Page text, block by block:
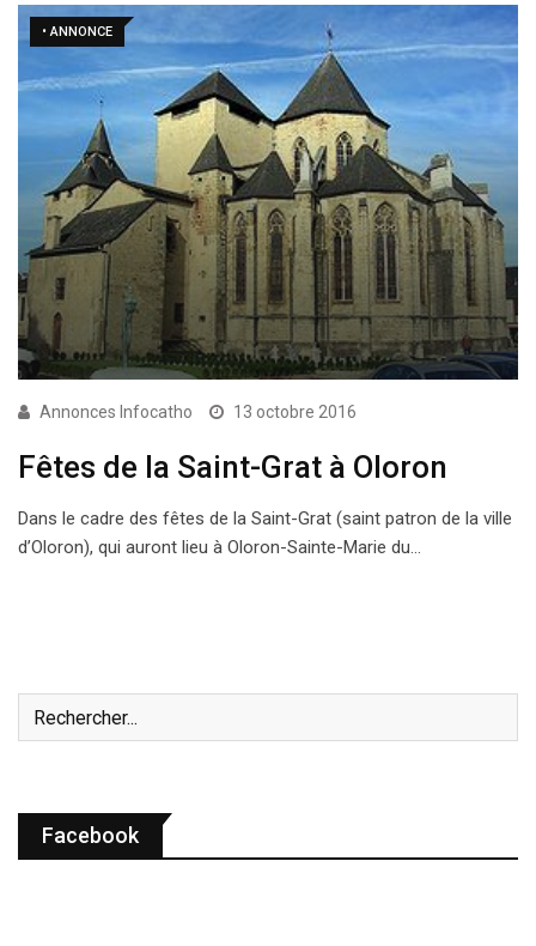
• ANNONCE
Annonces Infocatho 13 octobre 2016
Fêtes de la Saint-Grat à Oloron
Dans le cadre des fêtes de la Saint-Grat (saint patron de la ville
d’Oloron), qui auront lieu à Oloron-Sainte-Marie du…
Facebook